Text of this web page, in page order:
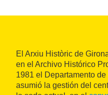
El Arxiu Històric de
en el Archivo Histórico
1981 el Departamento
asumió la gestión del